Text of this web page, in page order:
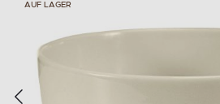
AUF LAGER